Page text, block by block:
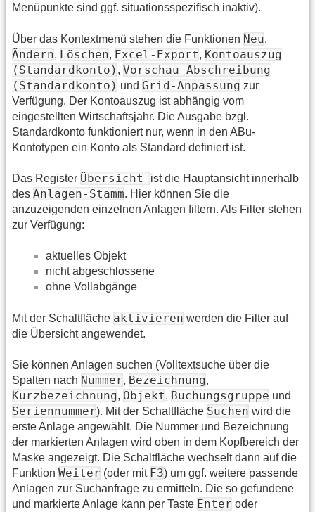
Menüpunkte sind ggf. situationsspezifisch inaktiv).
Über das Kontextmenü stehen die Funktionen Neu,
Ändern, Löschen, Excel-Export, Kontoauszug
(Standardkonto) , Vorschau Abschreibung
(Standardkonto) und Grid-Anpassung zur
Verfügung. Der Kontoauszug ist abhängig vom
eingestellten Wirtschaftsjahr. Die Ausgabe bzgl.
Standardkonto funktioniert nur, wenn in den ABu-
Kontotypen ein Konto als Standard definiert ist.
Das Register Übersicht
ist die Hauptansicht innerhalb
des Anlagen-Stamm. Hier können Sie die
anzuzeigenden einzelnen Anlagen filtern. Als Filter stehen
zur Verfügung:
aktuelles Objekt
nicht abgeschlossene
ohne Vollabgänge
Mit der Schaltfläche aktivieren werden die Filter auf
die Übersicht angewendet.
Sie können Anlagen suchen (Volltextsuche über die
Spalten nach Nummer, Bezeichnung,
Kurzbezeichnung, Objekt, Buchungsgruppe und
Seriennummer). Mit der Schaltfläche Suchen wird die
erste Anlage angewählt. Die Nummer und Bezeichnung
der markierten Anlagen wird oben in dem Kopfbereich der
Maske angezeigt. Die Schaltfläche wechselt dann auf die
Funktion Weiter (oder mit F3) um ggf. weitere passende
Anlagen zur Suchanfrage zu ermitteln. Die so gefundene
und markierte Anlage kann per Taste Enter oder